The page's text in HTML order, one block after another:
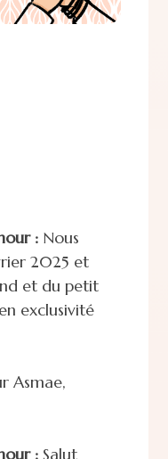
:Nous
2025 et
et du petit
exclusivité
Asmae,
:Salut